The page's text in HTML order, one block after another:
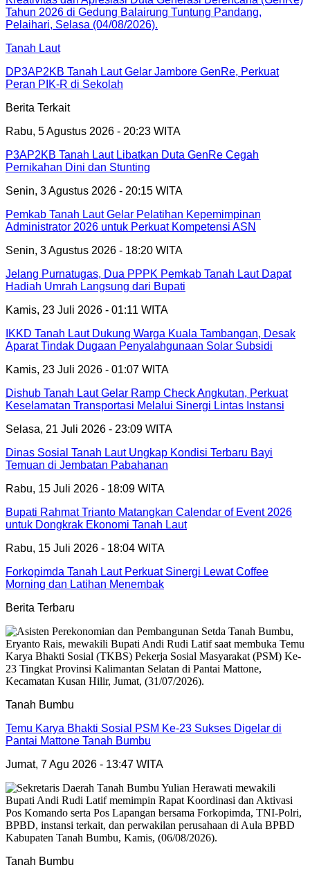
Tanah Laut
DP3AP2KB Tanah Laut Gelar Jambore GenRe, Perkuat
Peran PIK-R di Sekolah
Berita Terkait
Rabu, 5 Agustus 2026 - 20:23 WITA
P3AP2KB Tanah Laut Libatkan Duta GenRe Cegah
Pernikahan Dini dan Stunting
Senin, 3 Agustus 2026 - 20:15 WITA
Pemkab Tanah Laut Gelar Pelatihan Kepemimpinan
Administrator 2026 untuk Perkuat Kompetensi ASN
Senin, 3 Agustus 2026 - 18:20 WITA
Jelang Purnatugas, Dua PPPK Pemkab Tanah Laut Dapat
Hadiah Umrah Langsung dari Bupati
Kamis, 23 Juli 2026 - 01:11 WITA
IKKD Tanah Laut Dukung Warga Kuala Tambangan, Desak
Aparat Tindak Dugaan Penyalahgunaan Solar Subsidi
Kamis, 23 Juli 2026 - 01:07 WITA
Dishub Tanah Laut Gelar Ramp Check Angkutan, Perkuat
Keselamatan Transportasi Melalui Sinergi Lintas Instansi
Selasa, 21 Juli 2026 - 23:09 WITA
Dinas Sosial Tanah Laut Ungkap Kondisi Terbaru Bayi
Temuan di Jembatan Pabahanan
Rabu, 15 Juli 2026 - 18:09 WITA
Bupati Rahmat Trianto Matangkan Calendar of Event 2026
untuk Dongkrak Ekonomi Tanah Laut
Rabu, 15 Juli 2026 - 18:04 WITA
Forkopimda Tanah Laut Perkuat Sinergi Lewat Coffee
Morning dan Latihan Menembak
Berita Terbaru
Tanah Bumbu
Temu Karya Bhakti Sosial PSM Ke-23 Sukses Digelar di
Pantai Mattone Tanah Bumbu
Jumat, 7 Agu 2026 - 13:47 WITA
Tanah Bumbu